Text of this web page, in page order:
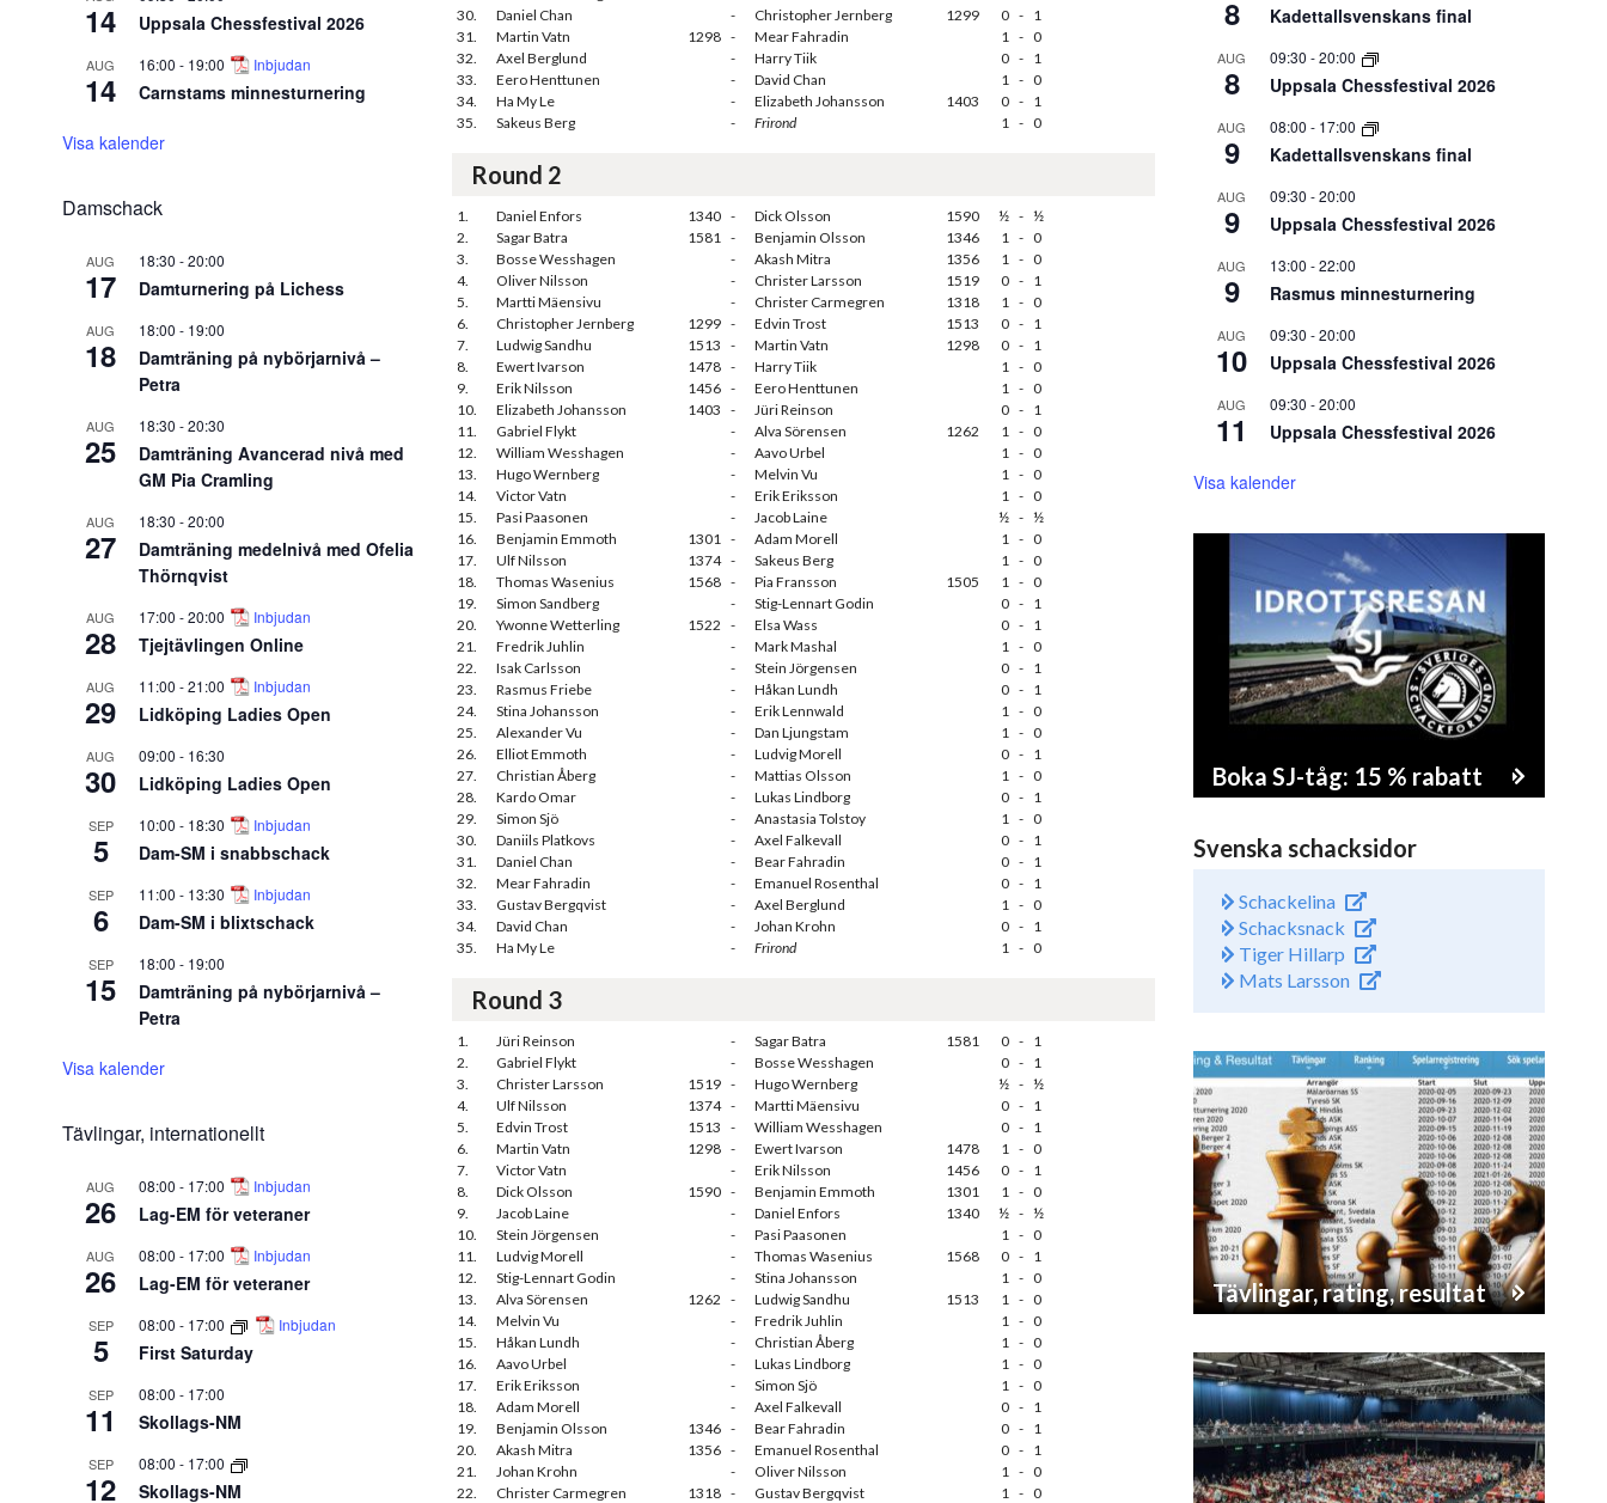
14 Uppsala Chessfestival 2026
AUG
14
16:00 - 19:00 Inbjudan
Carnstams minnesturnering
Visa kalender
Damschack
AUG
17
18:30 -20:00
Damturnering på Lichess
AUG
18
18:00 - 19:00
Damträning på nybörjarnivå –
Petra
AUG
25
18:30 -20:30
Damträning Avancerad nivå med
GM Pia Cramling
AUG
27
18:30 -20:00
Damträning medelnivå med Ofelia
Thörnqvist
AUG
28
17:00 -20:00 Inbjudan
Tjejtävlingen Online
AUG
29
11:00 -21:00 Inbjudan
Lidköping Ladies Open
AUG
30
09:00 - 16:30
Lidköping Ladies Open
SEP
5
10:00 - 18:30 Inbjudan
Dam-SM i snabbschack
SEP
6
11:00 - 13:30 Inbjudan
Dam-SM i blixtschack
SEP
15
18:00 - 19:00
Damträning på nybörjarnivå –
Petra
Visa kalender
Tävlingar, internationellt
AUG
26
08:00 - 17:00 Inbjudan
Lag-EM för veteraner
AUG
26
08:00 - 17:00 Inbjudan
Lag-EM för veteraner
SEP
5
08:00 - 17:00 Inbjudan
First Saturday
SEP
11
08:00 - 17:00
Skollags-NM
SEP
12
08:00 - 17:00
Skollags-NM
30.
Daniel Chan - Christopher Jernberg 1299 0 - 1
31.
Martin Vatn 1298 - Mear Fahradin 1 - 0
32.
Axel Berglund - Harry Tiik 0 - 1
33.
Eero Henttunen - David Chan 1 - 0
34.
Ha My Le - Elizabeth Johansson 1403 0 - 1
35.
Sakeus Berg - Frirond 1 - 0
Round 2
1. Daniel Enfors 1340 - Dick Olsson 1590 ½ - ½
2.
Sagar Batra 1581 - Benjamin Olsson 1346 1 - 0
3.
Bosse Wesshagen - Akash Mitra 1356 1 - 0
4.
Oliver Nilsson - Christer Larsson 1519 0 - 1
5.
Martti Mäensivu - Christer Carmegren 1318 1 - 0
6.
Christopher Jernberg 1299 - Edvin Trost 1513 0 - 1
7.
Ludwig Sandhu 1513 - Martin Vatn 1298 0 - 1
8.
Ewert Ivarson 1478 - Harry Tiik 1 - 0
9.
Erik Nilsson 1456 - Eero Henttunen 1 - 0
10.
Elizabeth Johansson 1403 - Jüri Reinson 0 - 1
11.
Gabriel Flykt - Alva Sörensen 1262 1 - 0
12.
William Wesshagen - Aavo Urbel 1 - 0
13.
Hugo Wernberg - Melvin Vu 1 - 0
14.
Victor Vatn - Erik Eriksson 1 - 0
15.
Pasi Paasonen - Jacob Laine ½ - ½
16.
Benjamin Emmoth 1301 - Adam Morell 1 - 0
17.
Ulf Nilsson 1374 - Sakeus Berg 1 - 0
18.
Thomas Wasenius 1568 - Pia Fransson 1505 1 - 0
19.
Simon Sandberg - Stig-Lennart Godin 0 - 1
20.
Ywonne Wetterling 1522 - Elsa Wass 0 - 1
21.
Fredrik Juhlin - Mark Mashal 1 - 0
22.
Isak Carlsson - Stein Jörgensen 0 - 1
23.
Rasmus Friebe - Håkan Lundh 0 - 1
24.
Stina Johansson - Erik Lennwald 1 - 0
25.
Alexander Vu - Dan Ljungstam 1 - 0
26.
Elliot Emmoth - Ludvig Morell 0 - 1
27.
Christian Åberg - Mattias Olsson 1 - 0
28.
Kardo Omar - Lukas Lindborg 0 - 1
29.
Simon Sjö - Anastasia Tolstoy 1 - 0
30.
Daniils Platkovs - Axel Falkevall 0 - 1
31.
Daniel Chan - Bear Fahradin 0 - 1
32.
Mear Fahradin - Emanuel Rosenthal 0 - 1
33.
Gustav Bergqvist - Axel Berglund 1 - 0
34.
David Chan - Johan Krohn 0 - 1
35.
Ha My Le - Frirond 1 - 0
Round 3
1. Jüri Reinson - Sagar Batra 1581 0 - 1
2.
Gabriel Flykt - Bosse Wesshagen 0 - 1
3.
Christer Larsson 1519 - Hugo Wernberg ½ - ½
4.
Ulf Nilsson 1374 - Martti Mäensivu 0 - 1
5.
Edvin Trost 1513 - William Wesshagen 0 - 1
6.
Martin Vatn 1298 - Ewert Ivarson 1478 1 - 0
7.
Victor Vatn - Erik Nilsson 1456 0 - 1
8.
Dick Olsson 1590 - Benjamin Emmoth 1301 1 - 0
9.
Jacob Laine - Daniel Enfors 1340 ½ - ½
10.
Stein Jörgensen - Pasi Paasonen 1 - 0
11.
Ludvig Morell - Thomas Wasenius 1568 0 - 1
12.
Stig-Lennart Godin - Stina Johansson 1 - 0
13.
Alva Sörensen 1262 - Ludwig Sandhu 1513 1 - 0
14.
Melvin Vu - Fredrik Juhlin 1 - 0
15.
Håkan Lundh - Christian Åberg 1 - 0
16.
Aavo Urbel - Lukas Lindborg 1 - 0
17.
Erik Eriksson - Simon Sjö 1 - 0
18.
Adam Morell - Axel Falkevall 0 - 1
19.
Benjamin Olsson 1346 - Bear Fahradin 0 - 1
20.
Akash Mitra 1356 - Emanuel Rosenthal 0 - 1
21.
Johan Krohn - Oliver Nilsson 1 - 0
22.
Christer Carmegren 1318 - Gustav Bergqvist 1 - 0
8 Kadettallsvenskans final
AUG
8
09:30 -20:00
Uppsala Chessfestival 2026
AUG
9
08:00 - 17:00
Kadettallsvenskans final
AUG
9
09:30 -20:00
Uppsala Chessfestival 2026
AUG
9
13:00 -22:00
Rasmus minnesturnering
AUG
10
09:30 -20:00
Uppsala Chessfestival 2026
AUG
11
09:30 -20:00
Uppsala Chessfestival 2026
Visa kalender
Boka SJ-tåg: 15 % rabatt
Svenska schacksidor
Schackelina
Schacksnack
Tiger Hillarp
Mats Larsson
Tävlingar, rating, resultat